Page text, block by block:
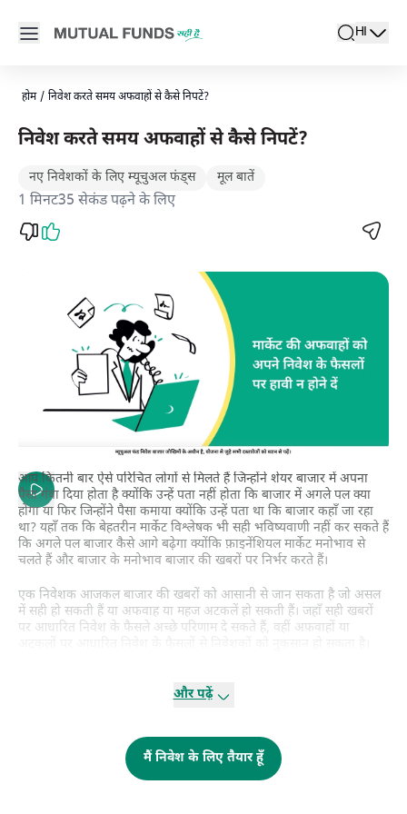
Open main menu
search
Locale
HI
active
होम / निवेश करते समय अफवाहों से कैसे निपटें?
निवेश करते समय अफवाहों से कैसे निपटें?
नए निवेशकों के लिए म्यूचुअल फंड्स मूल बातें
1 मिनट35 सेकंड पढ़ने के लिए
आप कितनी बार ऐसे परिचित लोगों से मिलते हैं जिन्होंने शेयर बाजार में अपना
पैसा गंवा दिया होता है क्योंकि उन्हें पता नहीं होता कि बाजार में अगले पल क्या
होगा या फिर जिन्होंने पैसा कमाया क्योंकि उन्हें पता था कि बाजार कहाँ जा रहा
था? यहाँ तक कि बेहतरीन मार्केट विश्लेषक भी सही भविष्यवाणी नहीं कर सकते हैं
कि अगले पल बाजार कैसे आगे बढ़ेगा क्योंकि फ़ाइनेंशियल मार्केट मनोभाव से
चलते हैं और बाजार के मनोभाव बाजार की खबरों पर निर्भर करते हैं।
एक निवेशक आजकल बाजार की खबरों को आसानी से जान सकता है जो असल
में सही हो सकती हैं या अफवाह या महज अटकलें हो सकती हैं। जहाँ सही खबरों
पर आधारित निवेश के फैसले अच्छे परिणाम दे सकते हैं, वहीं अफवाहों या
शोध और जांच करके निवेश नहीं करते हैं, बल्कि झुंड मानसिकता की मानसिकता
सकती है जिससे निवेशकों की संपत्ति को भारी नुकसान हो सकता है।
फिर एक निवेशक खुद को स्थिर कैसे रख सकता है जब बाजार में सही से लेकर
और पढ़ें
मैं निवेश के लिए तैयार हूँ